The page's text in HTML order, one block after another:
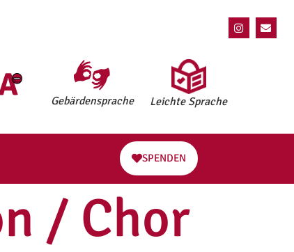
Gebärdensprache Leichte Sprache
SPENDEN
/ Chor